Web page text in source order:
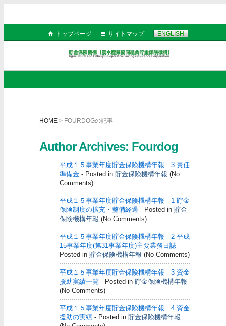
トップページ サイトマップ ENGLISH
HOME > FOURDOGの記事
Author Archives: Fourdog
平成１５事業年度貯金保険機構年報 3.責任
準備金 - Posted in 貯金保険機構年報 (No
Comments)
平成１５事業年度貯金保険機構年報 1 貯金
保険制度の拡充・整備経過 - Posted in 貯金
保険機構年報 (No Comments)
平成１５事業年度貯金保険機構年報 2 平成
15事業年度(第31事業年度)主要業務日誌 -
Posted in 貯金保険機構年報 (No Comments)
平成１５事業年度貯金保険機構年報 3 資金
援助実績一覧 - Posted in 貯金保険機構年報
(No Comments)
平成１５事業年度貯金保険機構年報 4 資金
援助の実績 - Posted in 貯金保険機構年報